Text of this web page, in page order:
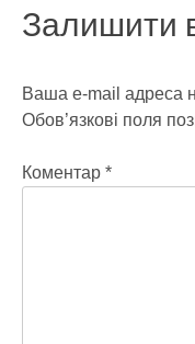
Залишити
Ваша e-mail адреса
Обов’язкові поля
Коментар *